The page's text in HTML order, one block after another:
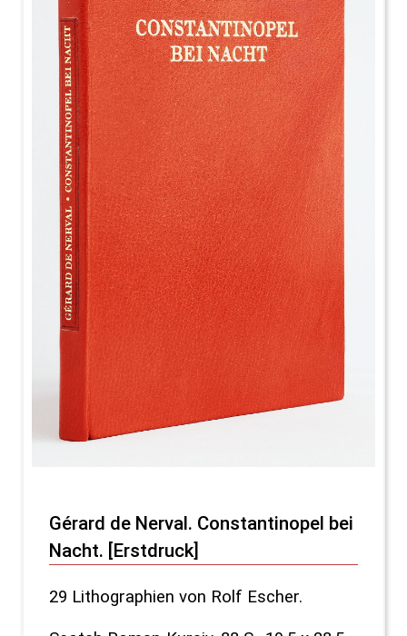
Gérard de Nerval. Constantinopel bei
Nacht. [Erstdruck]
29 Lithographien von Rolf Escher.